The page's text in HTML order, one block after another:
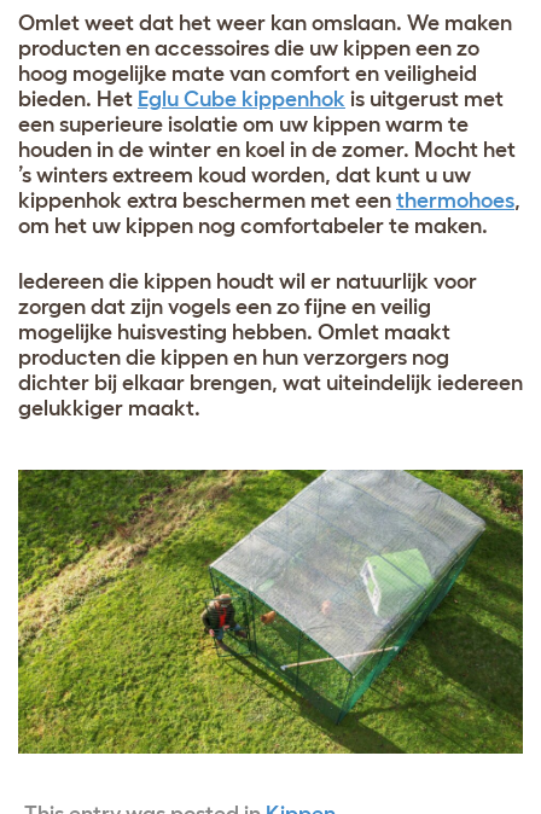
Omlet weet dat het weer kan omslaan. We maken
producten en accessoires die uw kippen een zo
hoog mogelijke mate van comfort en veiligheid
bieden. Het Eglu Cube kippenhok is uitgerust met
een superieure isolatie om uw kippen warm te
houden in de winter en koel in de zomer. Mocht het
’s winters extreem koud worden, dat kunt u uw
kippenhok extra beschermen met een thermohoes,
om het uw kippen nog comfortabeler te maken.
Iedereen die kippen houdt wil er natuurlijk voor
zorgen dat zijn vogels een zo fijne en veilig
mogelijke huisvesting hebben. Omlet maakt
producten die kippen en hun verzorgers nog
dichter bij elkaar brengen, wat uiteindelijk iedereen
gelukkiger maakt.